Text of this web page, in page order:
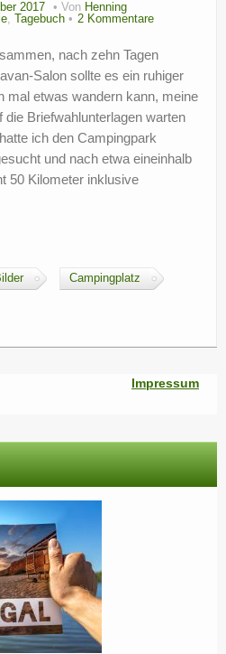
2017 Von Henning
, Tagebuch 2 Kommentare
nach zehn Tagen
Salon sollte es ein ruhiger
mal etwas wandern kann, meine
Briefwahlunterlagen warten
ich den Campingpark
und nach etwa eineinhalb
50 Kilometer inklusive
Campingplatz
Impressum